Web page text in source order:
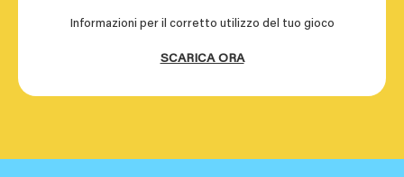
Informazioni per il corretto utilizzo del tuo gioco
SCARICA ORA